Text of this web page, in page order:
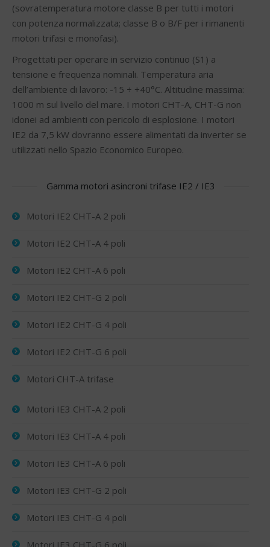
(sovratemperatura motore classe B per tutti i motori
con potenza normalizzata; classe B o B/F per i rimanenti
motori trifasi e monofasi).
Progettati per operare in servizio continuo (S1) a
tensione e frequenza nominali. Temperatura aria
dell’ambiente di lavoro: -15 ÷ +40°C. Altitudine massima:
1000 m sul livello del mare. I motori CHT-A, CHT-G non
idonei ad ambienti con pericolo di esplosione. I motori
IE2 da 7,5 kW dovranno essere alimentati da inverter se
utilizzati nello Spazio Economico Europeo.
Gamma motori asincroni trifase IE2 / IE3
Motori IE2 CHT-A 2 poli
Motori IE2 CHT-A 4 poli
Motori IE2 CHT-A 6 poli
Motori IE2 CHT-G 2 poli
Motori IE2 CHT-G 4 poli
Motori IE2 CHT-G 6 poli
Motori CHT-A trifase
Motori IE3 CHT-A 2 poli
Motori IE3 CHT-A 4 poli
Motori IE3 CHT-A 6 poli
Motori IE3 CHT-G 2 poli
Motori IE3 CHT-G 4 poli